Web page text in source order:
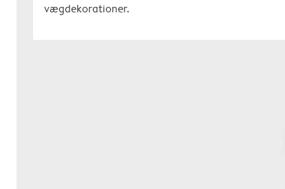
vægdekorationer.